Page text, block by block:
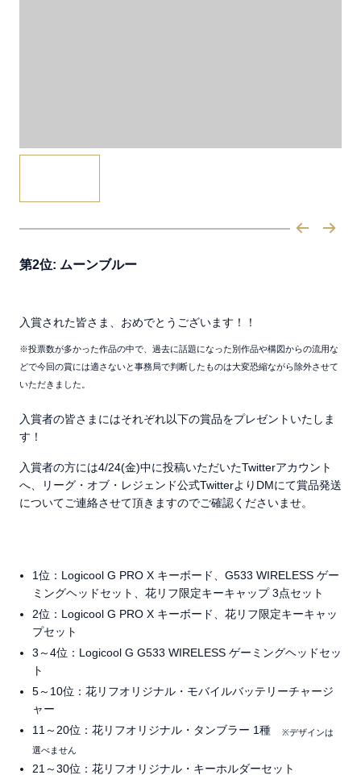
第2位: ムーンブルー
入賞された皆さま、おめでとうございます！！
※投票数が多かった作品の中で、過去に話題になった別作品や構図からの流用な
どで今回の賞には適さないと事務局で判断したものは大変恐縮ながら除外させて
いただきました。
入賞者の皆さまにはそれぞれ以下の賞品をプレゼントいたしま
す！
入賞者の方には4/24(金)中に投稿いただいたTwitterアカウント
へ、リーグ・オブ・レジェンド公式TwitterよりDMにて賞品発送
についてご連絡させて頂きますのでご確認くださいませ。
1位：Logicool G PRO X キーボード、G533 WIRELESS ゲー
ミングヘッドセット、花リフ限定キーキャップ 3点セット
2位：Logicool G PRO X キーボード、花リフ限定キーキャッ
プセット
3～4位：Logicool G G533 WIRELESS ゲーミングヘッドセッ
ト
5～10位：花リフオリジナル・モバイルバッテリーチャージ
ャー
11～20位：花リフオリジナル・タンブラー 1種
※デザインは
選べません
21～30位：花リフオリジナル・キーホルダーセット